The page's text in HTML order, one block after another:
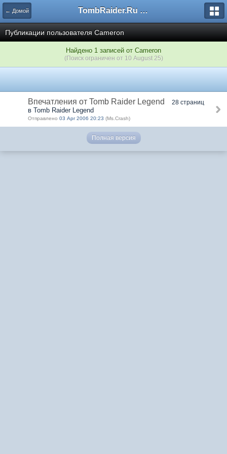
← Домой TombRaider.Ru - Форумы
Публикации пользователя Cameron
Найдено 1 записей от Cameron
(Поиск ограничен от 10 August 25)
Впечатления от Tomb Raider Legend 28 страниц
в Tomb Raider Legend
Отправлено 03 Apr 2006 20:23 (Ms.Crash)
Полная версия